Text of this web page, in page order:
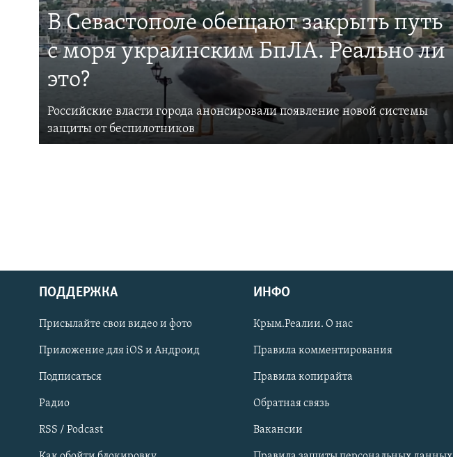
Українською
Qırımtatar
ПРИСОЕДИНЯЙТЕСЬ!
В Севастополе обещают закрыть путь
с моря украинским БпЛА. Реально ли
это?
Российские власти города анонсировали появление новой системы
защиты от беспилотников
ПОДДЕРЖКА
Присылайте свои видео и фото
Приложение для iOS и Андроид
Подписаться
Радио
RSS / Podcast
ИНФО
Крым.Реалии. О нас
Правила комментирования
Правила копирайта
Обратная связь
Вакансии